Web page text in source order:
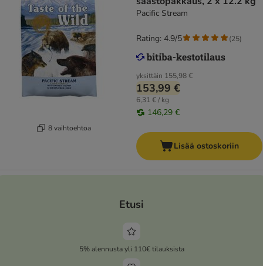
8 vaihtoehtoa
Pacific Stream
yksittäin 155,98 €
153,99 €
6,31 € / kg
146,29 €
Rating: 4.9/5 (25)
Lisää ostoskoriin
Etusi
5% alennusta yli 110€ tilauksista